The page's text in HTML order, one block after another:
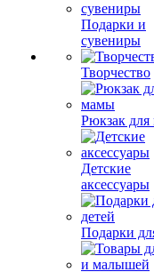
Подарки и
сувениры
Творчество
Рюкзак
Детские
аксессуары
Подарки